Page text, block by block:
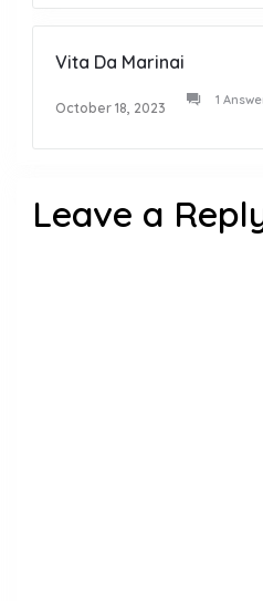
Vita Da Marinai
October 18, 2023 1
Leave a